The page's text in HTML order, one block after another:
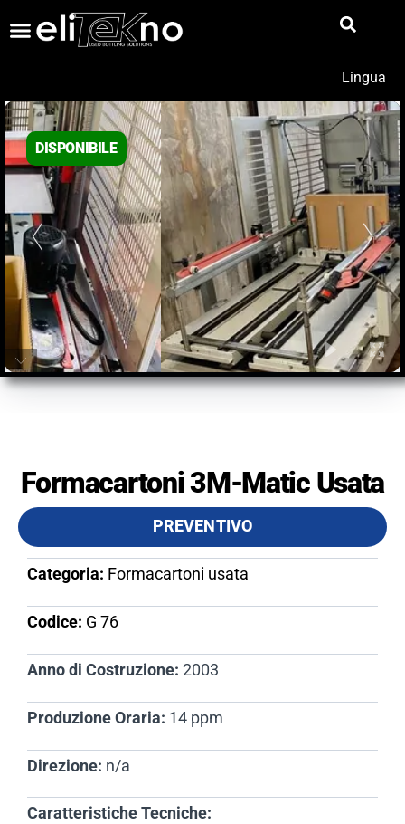
Lingua
DISPONIBILE
Formacartoni 3M-Matic Usata
PREVENTIVO
Categoria: Formacartoni usata
Codice: G 76​
Anno di Costruzione: 2003
Produzione Oraria: 14 ppm
Direzione: n/a
Caratteristiche Tecniche: